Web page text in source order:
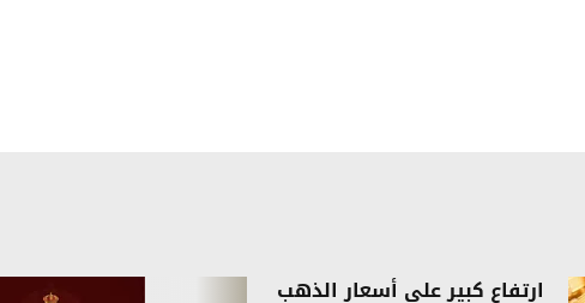
ارتفاع كبير على أسعار الذهب